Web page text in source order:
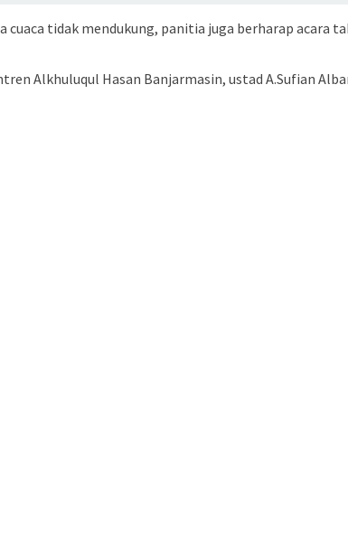
tidak mendukung, panitia juga berharap acara
Alkhuluqul Hasan Banjarmasin, ustad A.Sufian